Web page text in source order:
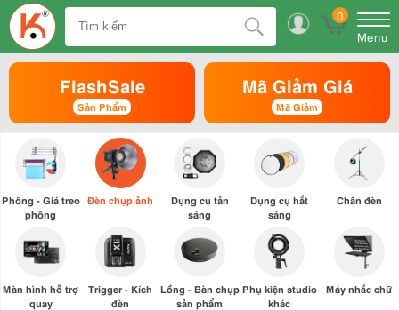
0
Menu
FlashSale
Sản Phẩm
Mã Giảm Giá
Mã Giảm
Phông - Giá treo
phông
Đèn chụp ảnh
Dụng cụ tản
sáng
Dụng cụ hắt
sáng
Chân đèn
Màn hình hỗ trợ
quay
Trigger - Kích
đèn
Lồng - Bàn chụp
sản phẩm
Phụ kiện studio
khác
Máy nhắc chữ